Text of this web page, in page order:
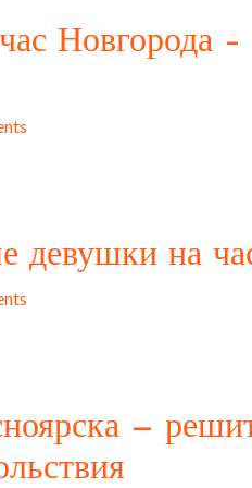
Новгорода –
девушки на
—